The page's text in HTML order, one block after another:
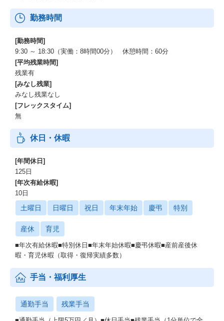
勤務時間
[勤務時間]
9:30 ～ 18:30（実働：8時間00分） 休憩時間：60分
[平均残業時間]
残業有
[みなし残業]
みなし残業なし
[フレックスタイム]
無
休日・休暇
[年間休日]
125日
[年次有給休暇]
10日
土曜日 日曜日 祝日 年末年始 慶弔 特別
産休 育児
■年次有給休暇■特別休日■年末年始休暇■慶弔休暇■産前産後休
暇・育児休暇（取得・復帰実績多数）
手当・福利厚生
通勤手当 残業手当